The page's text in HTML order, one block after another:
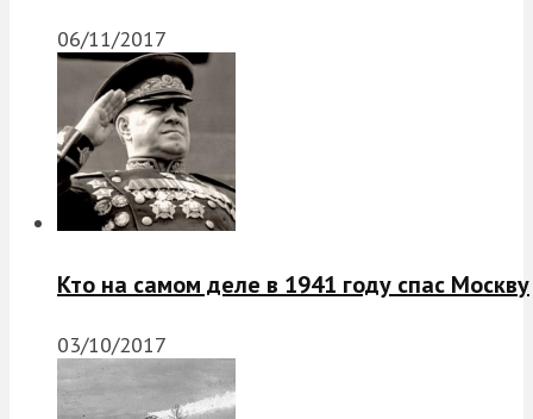
06/11/2017
Кто на самом деле в 1941 году спас Москву
03/10/2017